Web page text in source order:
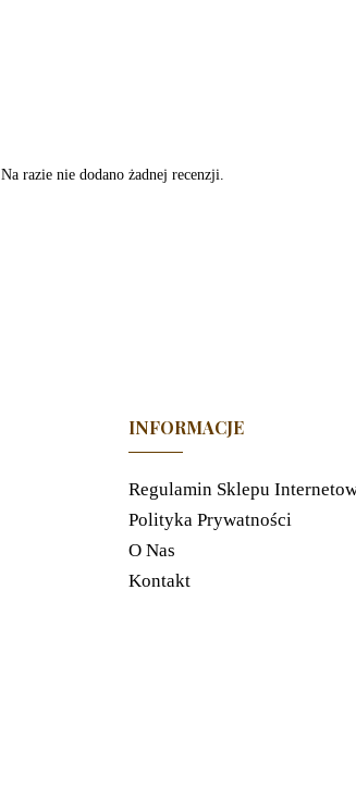
Na razie nie dodano żadnej recenzji.
INFORMACJE
Regulamin Sklepu
Polityka Prywatności
O Nas
Kontakt